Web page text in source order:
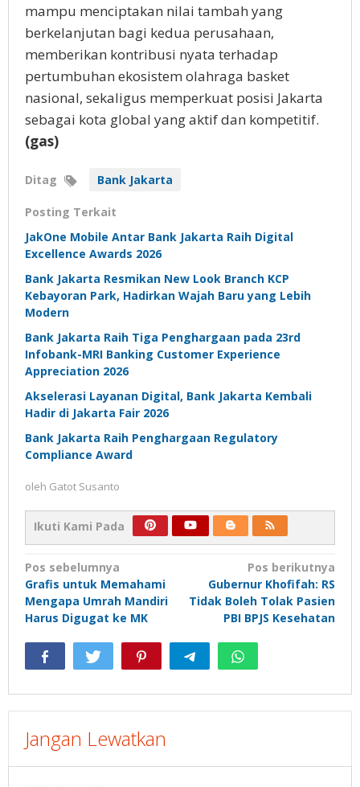
mampu menciptakan nilai tambah yang
berkelanjutan bagi kedua perusahaan,
memberikan kontribusi nyata terhadap
pertumbuhan ekosistem olahraga basket
nasional, sekaligus memperkuat posisi Jakarta
sebagai kota global yang aktif dan kompetitif.
(gas)
Ditag Bank Jakarta
Posting Terkait
JakOne Mobile Antar Bank Jakarta Raih Digital
Excellence Awards 2026
Bank Jakarta Resmikan New Look Branch KCP
Kebayoran Park, Hadirkan Wajah Baru yang Lebih
Modern
Bank Jakarta Raih Tiga Penghargaan pada 23rd
Infobank-MRI Banking Customer Experience
Appreciation 2026
Akselerasi Layanan Digital, Bank Jakarta Kembali
Hadir di Jakarta Fair 2026
Bank Jakarta Raih Penghargaan Regulatory
Compliance Award
oleh Gatot Susanto
Ikuti Kami Pada
Navigasi
pos
Pos sebelumnya
Grafis untuk Memahami
Mengapa Umrah Mandiri
Harus Digugat ke MK
Pos berikutnya
Gubernur Khofifah: RS
Tidak Boleh Tolak Pasien
PBI BPJS Kesehatan
Jangan Lewatkan